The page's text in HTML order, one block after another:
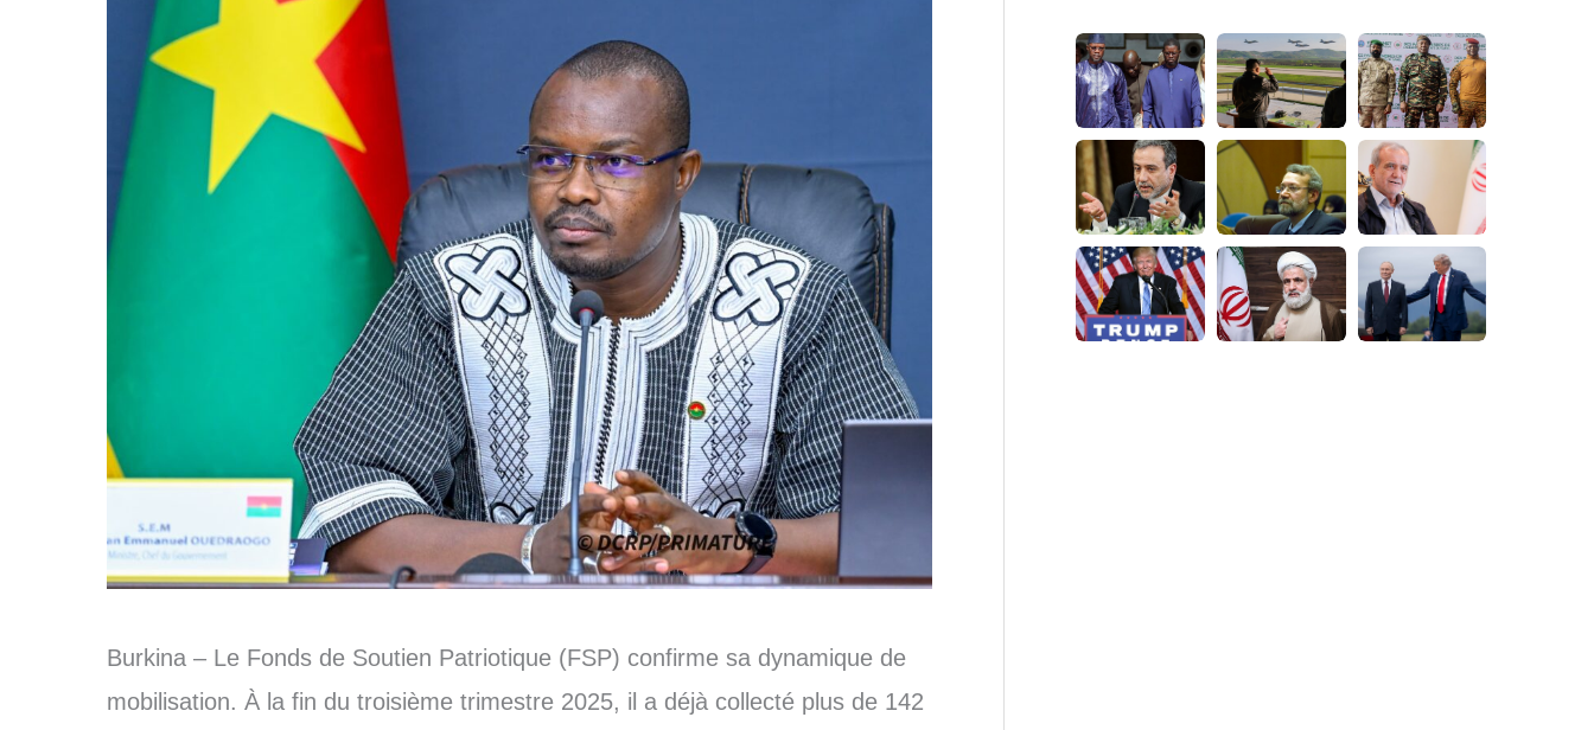
Burkina – Le Fonds de Soutien Patriotique (FSP) confirme sa dynamique de
mobilisation. À la fin du troisième trimestre 2025, il a déjà collecté plus de 142